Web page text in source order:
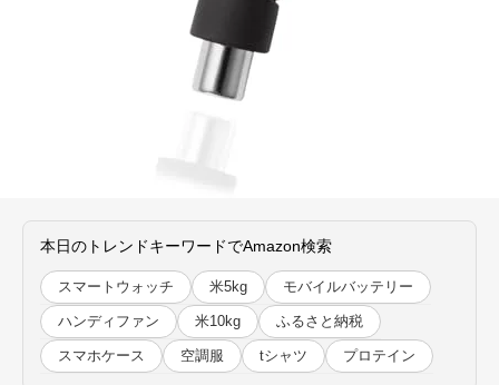
本日のトレンドキーワードでAmazon検索
スマートウォッチ 米5kg モバイルバッテリー
ハンディファン 米10kg ふるさと納税
スマホケース 空調服 tシャツ プロテイン